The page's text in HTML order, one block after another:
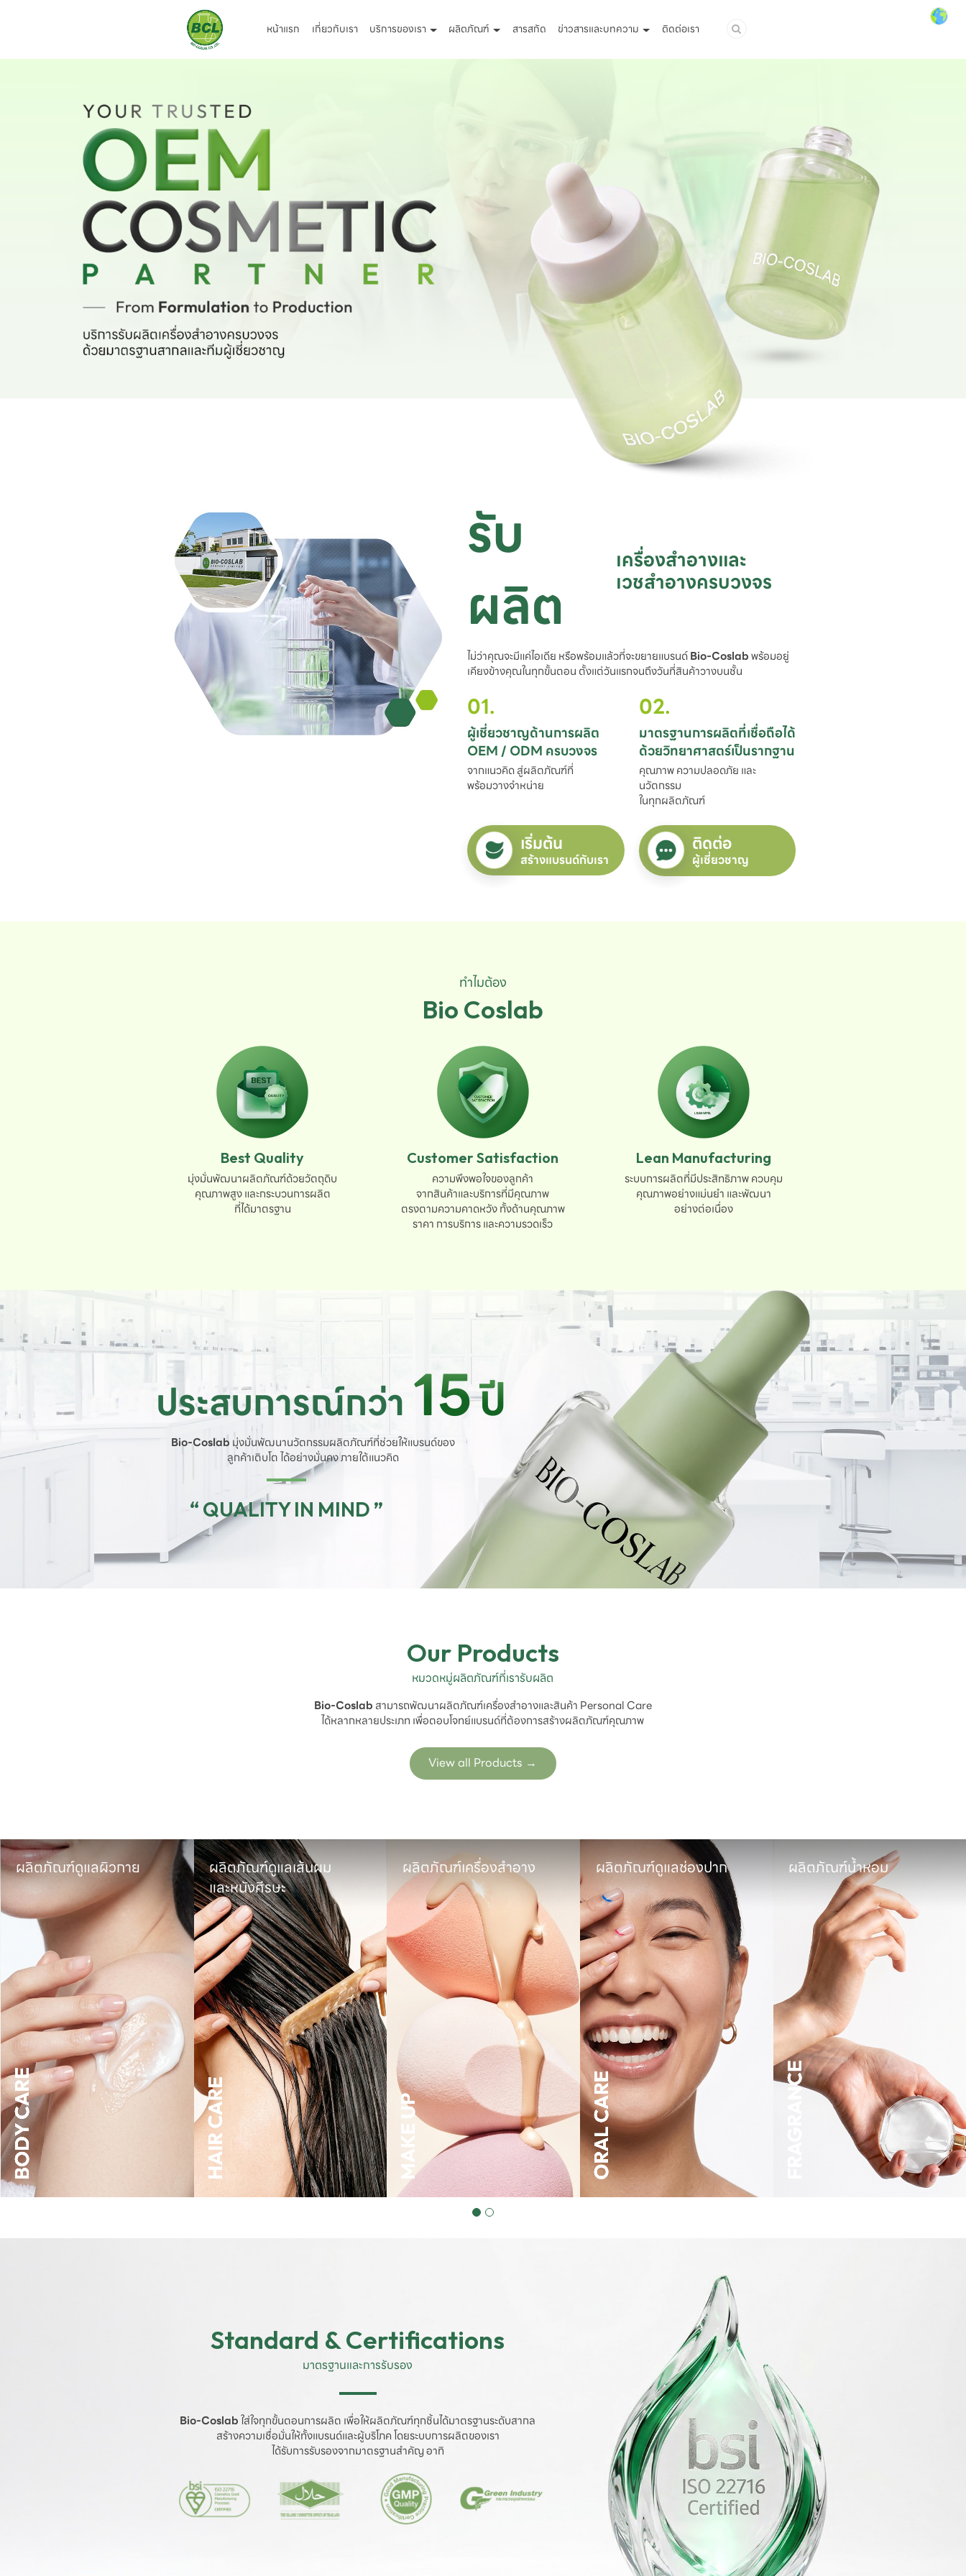
หน้าแรก เกี่ยวกับเรา บริการของเรา ผลิตภัณฑ์ สารสกัด ข่าวสารและบทความ ติดต่อเรา
รับ
ผลิต
เครื่องสำอางและ
เวชสำอางครบวงจร
ไม่ว่าคุณจะมีแค่ไอเดีย หรือพร้อมแล้วที่จะขยายแบรนด์ Bio-Coslab พร้อมอยู่
เคียงข้างคุณในทุกขั้นตอน ตั้งแต่วันแรกจนถึงวันที่สินค้าวางบนชั้น
01.
ผู้เชี่ยวชาญด้านการผลิต
OEM / ODM ครบวงจร
จากแนวคิด สู่ผลิตภัณฑ์ที่
พร้อมวางจำหน่าย
02.
มาตรฐานการผลิตที่เชื่อถือได้
ด้วยวิทยาศาสตร์เป็นรากฐาน
คุณภาพ ความปลอดภัย และ
นวัตกรรม
ในทุกผลิตภัณฑ์
เริ่มต้น
สร้างแบรนด์กับเรา
ติดต่อ
ผู้เชี่ยวชาญ
ทำไมต้อง
Bio Coslab
Best Quality
มุ่งมั่นพัฒนาผลิตภัณฑ์ด้วยวัตถุดิบ
คุณภาพสูง และกระบวนการผลิต
ที่ได้มาตรฐาน
Customer Satisfaction
ความพึงพอใจของลูกค้า
จากสินค้าและบริการที่มีคุณภาพ
ตรงตามความคาดหวัง ทั้งด้านคุณภาพ
ราคา การบริการ และความรวดเร็ว
Lean Manufacturing
ระบบการผลิตที่มีประสิทธิภาพ ควบคุม
คุณภาพอย่างแม่นยำ และพัฒนา
อย่างต่อเนื่อง
ประสบการณ์กว่า 15ปี
Bio-Coslab มุ่งมั่นพัฒนานวัตกรรมผลิตภัณฑ์ที่ช่วยให้แบรนด์ของ
ลูกค้าเติบโต ได้อย่างมั่นคง ภายใต้แนวคิด
“ QUALITY IN MIND ”
Our Products
หมวดหมู่ผลิตภัณฑ์ที่เรารับผลิต
Bio-Coslab สามารถพัฒนาผลิตภัณฑ์เครื่องสำอางและสินค้า Personal Care
ได้หลากหลายประเภท เพื่อตอบโจทย์แบรนด์ที่ต้องการสร้างผลิตภัณฑ์คุณภาพ
View all Products →
ผลิตภัณฑ์ดูแลผิวกาย
ผลิตภัณฑ์ดูแลเส้นผม
และหนังศีรษะ
ผลิตภัณฑ์เครื่องสำอาง ผลิตภัณฑ์ดูแลช่องปาก ผลิตภัณฑ์น้ำหอม
Standard & Certifications
มาตรฐานและการรับรอง
Bio-Coslab ใส่ใจทุกขั้นตอนการผลิต เพื่อให้ผลิตภัณฑ์ทุกชิ้นได้มาตรฐานระดับสากล
สร้างความเชื่อมั่นให้ทั้งแบรนด์และผู้บริโภค โดยระบบการผลิตของเรา
ได้รับการรับรองจากมาตรฐานสำคัญ อาทิ